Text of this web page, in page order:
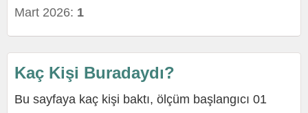
Mart 2026: 1
Kaç Kişi Buradaydı?
Bu sayfaya kaç kişi baktı, ölçüm başlangıcı 01